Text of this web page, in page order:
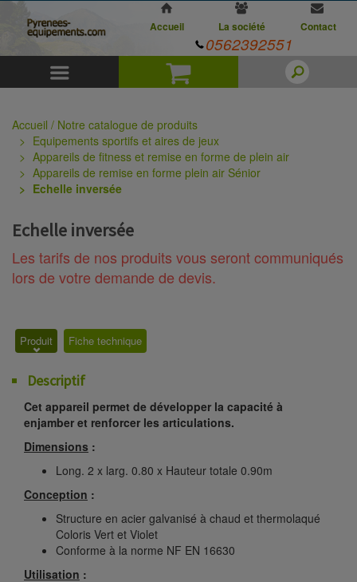
Panier
Accueil La société Contact
0562392551
Accueil / Notre catalogue de produits
Equipements sportifs et aires de jeux
Appareils de fitness et remise en forme de plein air
Appareils de remise en forme plein air Sénior
Echelle inversée
Echelle inversée
Les tarifs de nos produits vous seront communiqués
lors de votre demande de devis.
Produit Fiche technique
Descriptif
Cet appareil permet de développer la capacité à
enjamber et renforcer les articulations.
Dimensions :
Long. 2 x larg. 0.80 x Hauteur totale 0.90m
Conception :
Structure en acier galvanisé à chaud et thermolaqué
Coloris Vert et Violet
Conforme à la norme NF EN 16630
Utilisation :